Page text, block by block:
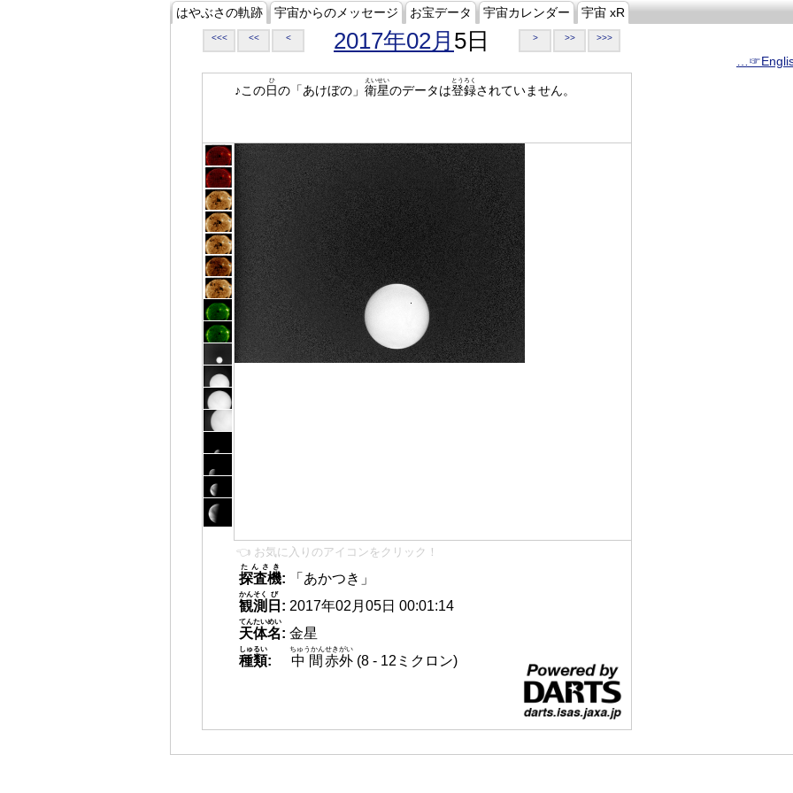
はやぶさの軌跡 宇宙からのメッセージ お宝データ 宇宙カレンダー 宇宙 xR
<<< << < 2017年02月 5日 > >> >>>
♪この日
ひ
の「あけぼの」 衛星
えいせい
のデータは登録
とうろく
されていません。
👈 お気に入りのアイコンをクリック！
探査機
たんさき
:
「あかつき」
観測
かんそく
日
び
: 2017年02月05日 00:01:14
天体名
てんたいめい
: 金星
種類
しゅるい
: 中間
ちゅうかん
赤外
せきがい
(8 - 12ミクロン)